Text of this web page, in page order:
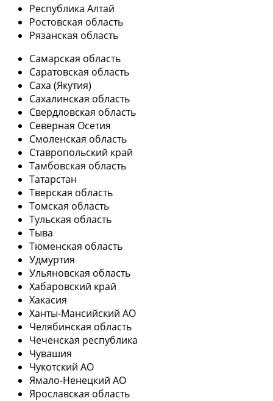
Республика Алтай
Ростовская область
Рязанская область
Самарская область
Саратовская область
Саха (Якутия)
Сахалинская область
Свердловская область
Северная Осетия
Смоленская область
Ставропольский край
Тамбовская область
Татарстан
Тверская область
Томская область
Тульская область
Тыва
Тюменская область
Удмуртия
Ульяновская область
Хабаровский край
Хакасия
Ханты-Мансийский АО
Челябинская область
Чеченская республика
Чувашия
Чукотский АО
Ямало-Ненецкий АО
Ярославская область